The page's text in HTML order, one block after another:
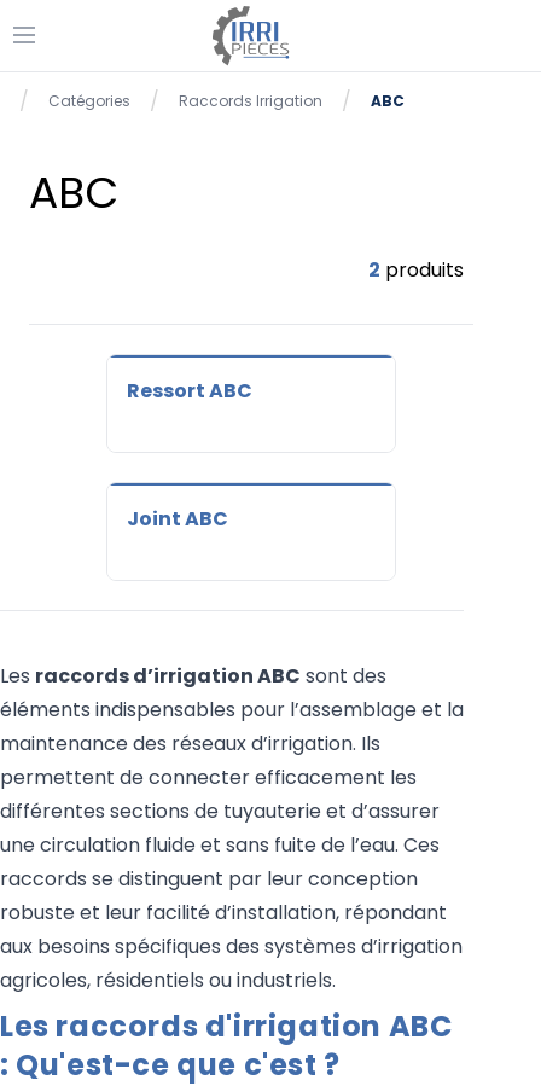
Ouvrir le menu
Accueil
/ Catégories / Raccords Irrigation / ABC
ABC
2 produits
Ressort ABC
Joint ABC
Les raccords d’irrigation ABC sont des
éléments indispensables pour l’assemblage et la
maintenance des réseaux d’irrigation. Ils
permettent de connecter efficacement les
différentes sections de tuyauterie et d’assurer
une circulation fluide et sans fuite de l’eau. Ces
raccords se distinguent par leur conception
robuste et leur facilité d’installation, répondant
aux besoins spécifiques des systèmes d’irrigation
agricoles, résidentiels ou industriels.
Les raccords d'irrigation ABC
: Qu'est-ce que c'est ?